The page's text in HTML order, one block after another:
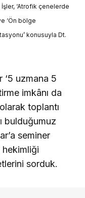
‘Atrofik çenelerde
‘Ön bölge
konusuyla Dt.
‘5 uzmana 5
imkânı da
toplantı
bulduğumuz
seminer
hekimliği
sorduk.